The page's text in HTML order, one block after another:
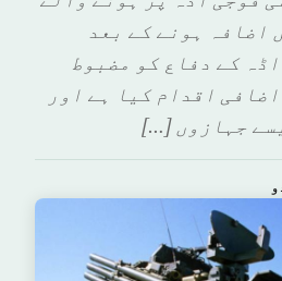
اضافہ ہونے کے بعد
اڈہ کے دفاع کو مضبوط
اقدام کیا ہے اور
جہازوں […]